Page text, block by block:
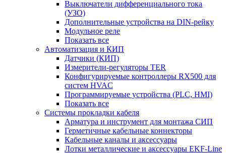
Выключатели дифференциального тока
(УЗО)
Дополнительные устройства на DIN-рейку
Модульное реле
Показать все
Автоматизация и КИП
Датчики (КИП)
Измерители-регуляторы TER
Конфигурируемые контроллеры RX500 для
систем HVAC
Программируемые устройства (PLC, HMI)
Показать все
Системы прокладки кабеля
Арматура и инструмент для монтажа СИП
Герметичные кабельные коннекторы
Кабельные каналы и аксессуары
Лотки металлические и аксессуары EKF-Line